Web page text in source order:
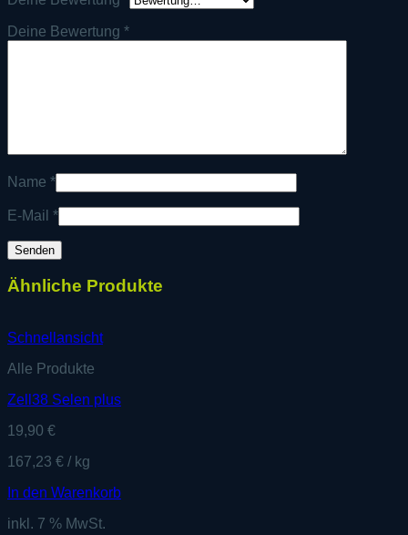
Deine Bewertung *
Name *
E-Mail *
Ähnliche Produkte
Schnellansicht
Alle Produkte
Zell38 Selen plus
19,90 €
167,23 € / kg
In den Warenkorb
inkl. 7 % MwSt.